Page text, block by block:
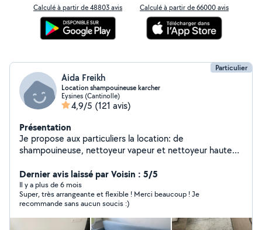
Calculé à partir de 48803 avis Calculé à partir de 66000 avis
Particulier
Aida Freikh
Location shampouineuse karcher
Eysines (Cantinolle)
4,9/5 (121 avis)
Présentation
Je propose aux particuliers la location: de
shampouineuse, nettoyeur vapeur et nettoyeur haute
également vos ameublements à votre domicile,
canapés, tapis, moquettes, matelas, sièges voitures.
Tarif sur photos.
Dernier avis laissé par Voisin : 5/5
Il y a plus de 6 mois
Super, très arrangeante et flexible ! Merci beaucoup ! Je
recommande sans aucun soucis :)